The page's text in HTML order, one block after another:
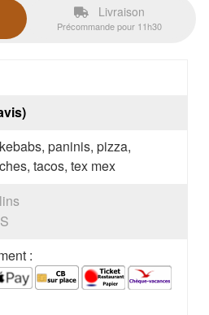
Livraison
Précommande pour 11h30
paninis, pizza,
tacos, tex mex
: